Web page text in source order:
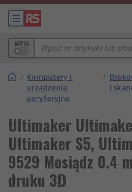
MPN
/ Komputery i
urządzenia
peryferyjne
/
i
Ultimaker
Ultimaker S5,
9529 Mosiądz 0.4
druku 3D